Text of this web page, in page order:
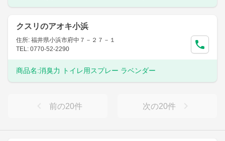
クスリのアオキ小浜
住所: 福井県小浜市府中７－２７－１
TEL: 0770-52-2290
商品名:消臭力 トイレ用スプレー ラベンダー
前の20件 次の20件